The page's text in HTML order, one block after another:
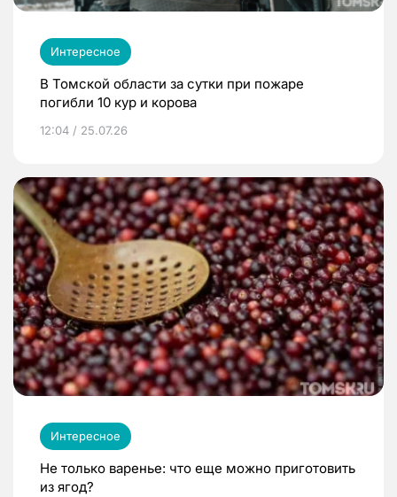
Интересное
В Томской области за сутки при пожаре
погибли 10 кур и корова
12:04 / 25.07.26
Интересное
Не только варенье: что еще можно приготовить
из ягод?